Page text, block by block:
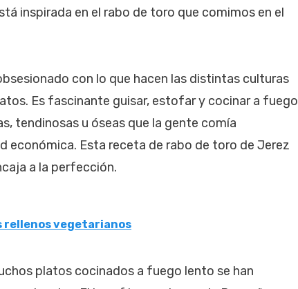
inspirada en el rabo de toro que comimos en el
con lo que hacen las distintas culturas
Es fascinante guisar, estofar y cocinar a fuego
tendinosas u óseas que la gente comía
económica. Esta receta de rabo de toro de Jerez
a la perfección.
rellenos vegetarianos
platos cocinados a fuego lento se han